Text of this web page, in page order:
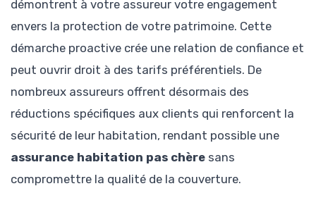
démontrent à votre assureur votre engagement
envers la protection de votre patrimoine. Cette
démarche proactive crée une relation de confiance et
peut ouvrir droit à des tarifs préférentiels. De
nombreux assureurs offrent désormais des
réductions spécifiques aux clients qui renforcent la
sécurité de leur habitation, rendant possible une
assurance habitation pas chère sans
compromettre la qualité de la couverture.